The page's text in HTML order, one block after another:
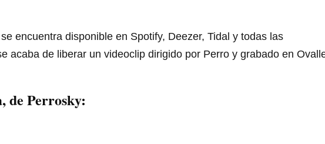
encuentra disponible en Spotify, Deezer, Tidal y todas las
acaba de liberar un videoclip dirigido por Perro y grabado en
de Perrosky: